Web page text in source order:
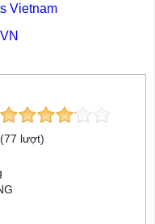
Vietnam
77 lượt)